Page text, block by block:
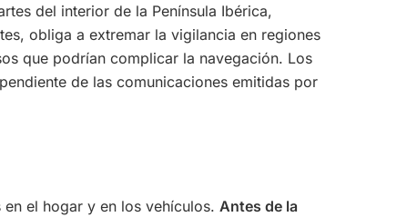
del interior de la Península Ibérica,
obliga a extremar la vigilancia en regiones
que podrían complicar la navegación. Los
de las comunicaciones emitidas por
el hogar y en los vehículos. Antes de la